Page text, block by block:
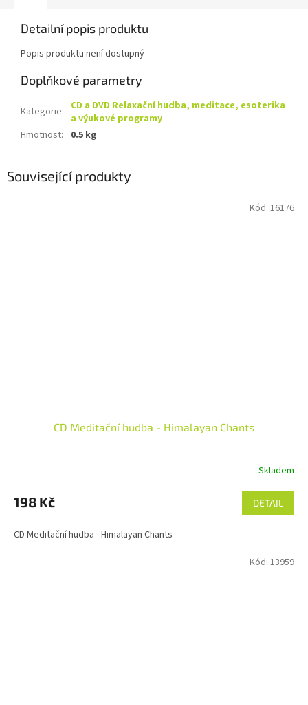
Detailní popis produktu
Popis produktu není dostupný
Doplňkové parametry
Kategorie: CD a DVD Relaxační hudba, meditace, esoterika
a výukové programy
Hmotnost: 0.5 kg
Související produkty
CD Meditační hudba - Himalayan Chants
Skladem
198 Kč DETAIL
CD Meditační hudba - Himalayan Chants
Kód: 16176
Kód: 13959